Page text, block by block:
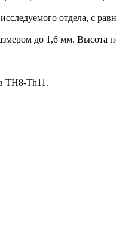
отдела, с
до 1,6 мм. Высота
ТН8-Тh11.